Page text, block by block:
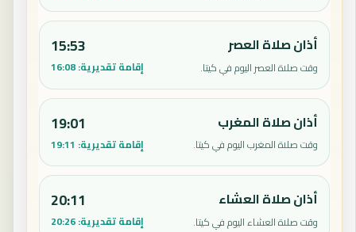
أذان صلاة العصر
وقت صلاة العصر اليوم في كيتا.
15:53
إقامة تقديرية:16:08
أذان صلاة المغرب
وقت صلاة المغرب اليوم في كيتا.
19:01
إقامة تقديرية: 19:11
أذان صلاة العشاء
وقت صلاة العشاء اليوم في كيتا.
20:11
إقامة تقديرية:20:26